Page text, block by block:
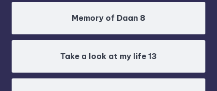
Memory of Daan 8
Take a look at my life 13